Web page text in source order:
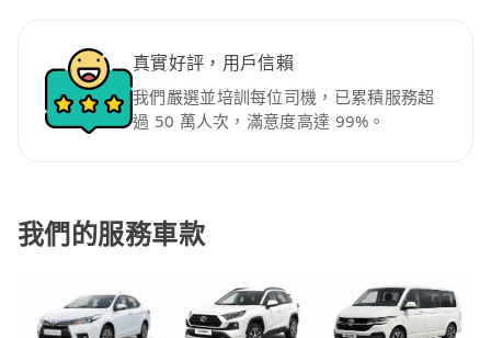
真實好評，用戶信賴
我們嚴選並培訓每位司機，已累積服務超
過 50 萬人次，滿意度高達 99%。
我們的服務車款